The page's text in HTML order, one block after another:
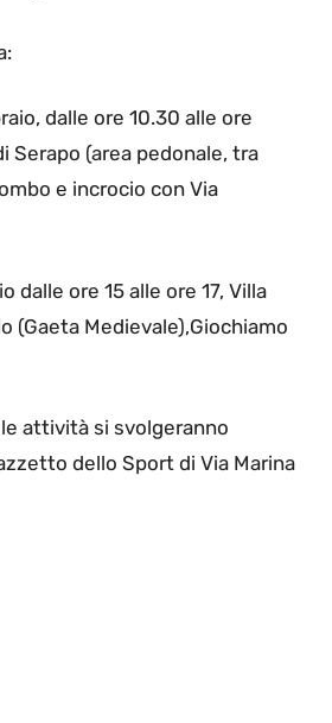
dalle ore 10.30 alle ore
Serapo (area pedonale, tra
e incrocio con Via
dalle ore 15 alle ore 17, Villa
(Gaeta Medievale),Giochiamo
attività si svolgeranno
dello Sport di Via Marina